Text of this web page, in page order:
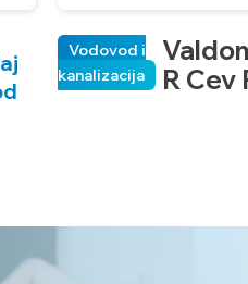
R Cev
Vodovod i
kanalizacija